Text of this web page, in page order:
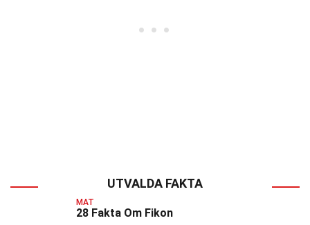
UTVALDA FAKTA
MAT
28 Fakta Om Fikon